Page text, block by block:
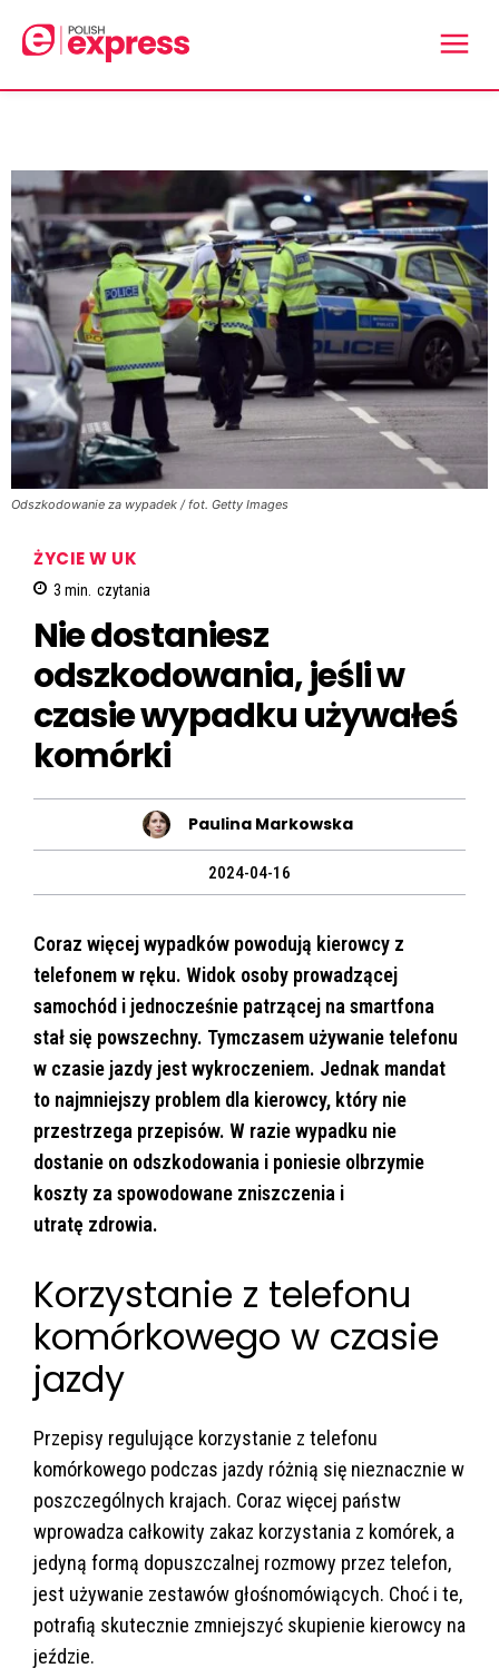
Odszkodowanie za wypadek / fot. Getty Images
ŻYCIE W UK
3 min. czytania
Nie dostaniesz
odszkodowania, jeśli w
czasie wypadku używałeś
komórki
Paulina Markowska
2024-04-16
Coraz więcej wypadków powodują kierowcy z
telefonem w ręku. Widok osoby prowadzącej
samochód i jednocześnie patrzącej na smartfona
stał się powszechny. Tymczasem używanie telefonu
w czasie jazdy jest wykroczeniem. Jednak mandat
to najmniejszy problem dla kierowcy, który nie
przestrzega przepisów. W razie wypadku nie
dostanie on odszkodowania i poniesie olbrzymie
koszty za spowodowane zniszczenia i
utratę zdrowia.
Korzystanie z telefonu
komórkowego w czasie
jazdy
Przepisy regulujące korzystanie z telefonu
komórkowego podczas jazdy różnią się nieznacznie w
poszczególnych krajach. Coraz więcej państw
wprowadza całkowity zakaz korzystania z komórek, a
jedyną formą dopuszczalnej rozmowy przez telefon,
jest używanie zestawów głośnomówiących. Choć i te,
potrafią skutecznie zmniejszyć skupienie kierowcy na
jeździe.